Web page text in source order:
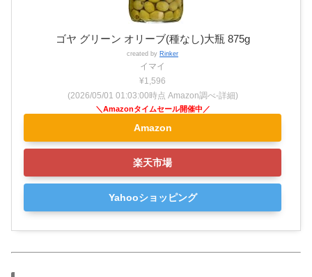
ゴヤ グリーン オリーブ(種なし)大瓶 875g
created by Rinker
イマイ
¥1,596
(2026/05/01 01:03:00時点 Amazon調べ-詳細)
Amazon
楽天市場
Yahooショッピング